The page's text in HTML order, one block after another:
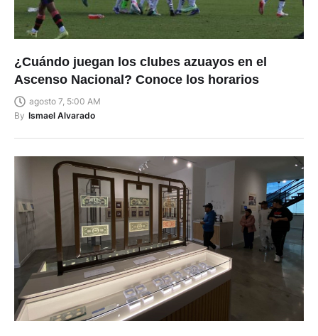
¿Cuándo juegan los clubes azuayos en el
Ascenso Nacional? Conoce los horarios
agosto 7, 5:00 AM
By Ismael Alvarado